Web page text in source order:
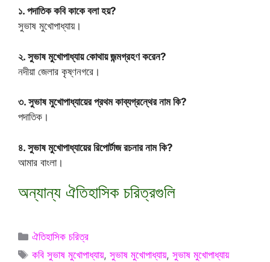
১. পদাতিক কবি কাকে বলা হয়?
সুভাষ মুখোপাধ্যায়।
২. সুভাষ মুখোপাধ্যায় কোথায় জন্মগ্রহণ করেন?
নদীয়া জেলার কৃষ্ণনগরে।
৩. সুভাষ মুখোপাধ্যায়ের প্রথম কাব্যগ্রন্থের নাম কি?
পদাতিক।
৪. সুভাষ মুখোপাধ্যায়ের রিপোর্টাজ রচনার নাম কি?
আমার বাংলা।
অন্যান্য ঐতিহাসিক চরিত্রগুলি
Categories
ঐতিহাসিক চরিত্র
Tags
কবি সুভাষ মুখোপাধ্যায়,সুভাষ মুখোপাধ্যায়,সুভাষ মুখোপাধ্যায়